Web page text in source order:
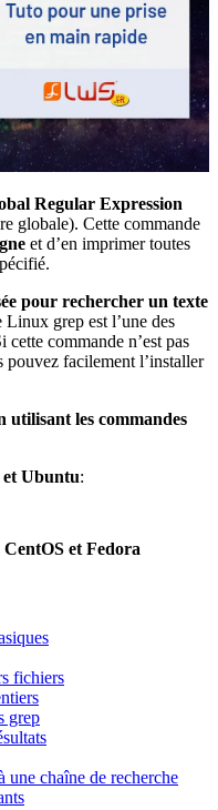
Regular Expression
globale). Cette commande
et d’en imprimer toutes
pour rechercher un texte
Linux grep est l’une des
commande n’est pas
pouvez facilement l’installer
utilisant les commandes
et Ubuntu:
et Fedora
fichiers
grep
une chaîne de recherche